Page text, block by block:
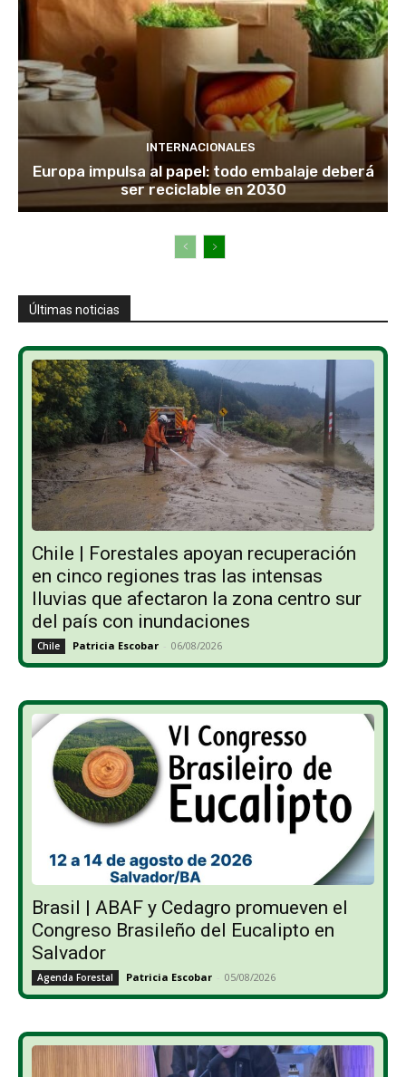
INTERNACIONALES
Europa impulsa al papel: todo embalaje deberá
ser reciclable en 2030
Últimas noticias
Chile | Forestales apoyan recuperación
en cinco regiones tras las intensas
lluvias que afectaron la zona centro sur
del país con inundaciones
Chile Patricia Escobar - 06/08/2026
Brasil | ABAF y Cedagro promueven el
Congreso Brasileño del Eucalipto en
Salvador
Agenda Forestal Patricia Escobar - 05/08/2026